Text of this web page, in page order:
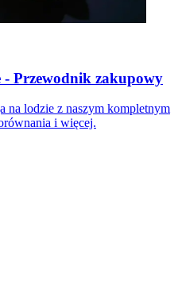
- Przewodnik zakupowy
na lodzie z naszym kompletnym
i więcej.